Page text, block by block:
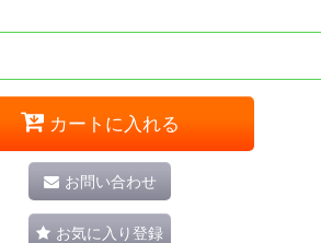
カートに入れる
お問い合わせ
お気に入り登録